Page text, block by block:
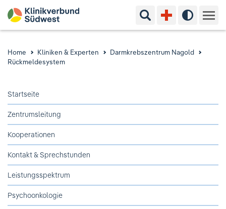
Suchbegriff eingeben
Hoher
Pflege & Beratung
Ausbildung & Studium
Jobs & Karriere
Der Klinikverbund Südwest
Home Kliniken & Experten
Darmkrebszentrum Nagold
Rückmeldesystem
Startseite
Zentrumsleitung
Kooperationen
Kontakt & Sprechstunden
Leistungsspektrum
Psychoonkologie